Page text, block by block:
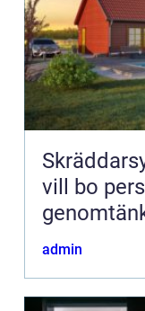
vill bo
admin